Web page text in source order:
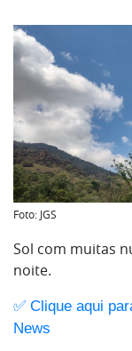
Foto: JGS
Sol com muitas
noite.
✅ Clique aqui
News